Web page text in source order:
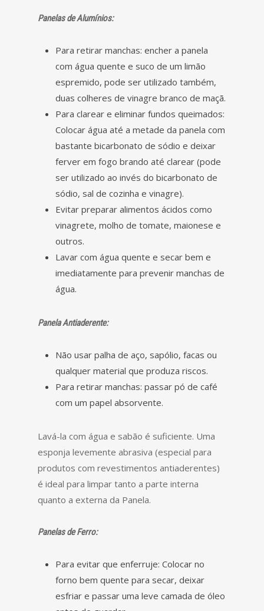
Panelas de Alumínios:
Para retirar manchas: encher a panela
com água quente e suco de um limão
espremido, pode ser utilizado também,
duas colheres de vinagre branco de maçã.
Para clarear e eliminar fundos queimados:
Colocar água até a metade da panela com
bastante bicarbonato de sódio e deixar
ferver em fogo brando até clarear (pode
ser utilizado ao invés do bicarbonato de
sódio, sal de cozinha e vinagre).
Evitar preparar alimentos ácidos como
vinagrete, molho de tomate, maionese e
outros.
Lavar com água quente e secar bem e
imediatamente para prevenir manchas de
água.
Panela Antiaderente:
Não usar palha de aço, sapólio, facas ou
qualquer material que produza riscos.
Para retirar manchas: passar pó de café
com um papel absorvente.
Lavá-la com água e sabão é suficiente. Uma
esponja levemente abrasiva (especial para
produtos com revestimentos antiaderentes)
é ideal para limpar tanto a parte interna
quanto a externa da Panela.
Panelas de Ferro:
Para evitar que enferruje: Colocar no
forno bem quente para secar, deixar
esfriar e passar uma leve camada de óleo